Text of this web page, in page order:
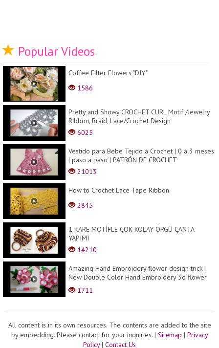
Popular Videos
Coffee Filter Flowers "DIY"
1586
Pretty and Showy CROCHET CURL Motif /Jewelry
Ribbon, Braid, Lace/Crochet Design
6025
Vestido para Bebe Tejido a Crochet | 0 a 3 meses
| paso a paso | PATRÓN DE CROCHET
21013
How to Crochet Lace Tape Ribbon
2845
1 KARE MOTİFLE ÇOK KOLAY ÖRGÜ ÇANTA
YAPIMI
14210
Amazing Hand Embroidery flower design trick |
New Double Color Hand Embroidery 3d flower
design i...
1711
All content is in its own resources. The contents are added to the site
by embedding. Please contact for your inquiries. | Sitemap | Privacy
Policy| Contact Us